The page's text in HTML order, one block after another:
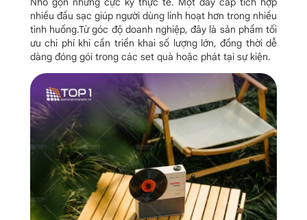
nhiều đầu sạc giúp người dùng linh hoạt hơn trong nhiều
tình huống.Từ góc độ doanh nghiệp, đây là sản phẩm tối
ưu chi phí khi cần triển khai số lượng lớn, đồng thời dễ
dàng đóng gói trong các set quà hoặc phát tại sự kiện.